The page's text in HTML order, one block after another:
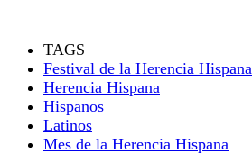
TAGS
Festival de la Herencia Hispana
Herencia Hispana
Hispanos
Latinos
Mes de la Herencia Hispana